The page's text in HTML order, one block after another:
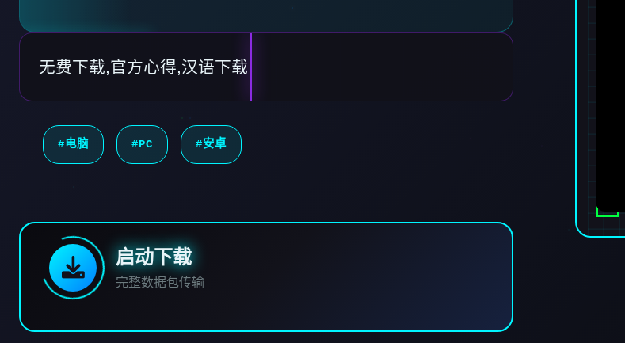
无费下载,官方心得,汉语下载
#电脑 #PC #安卓
启动下载
完整数据包传输